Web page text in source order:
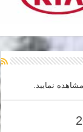
نمایید.